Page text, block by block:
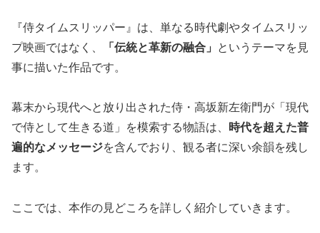
『侍タイムスリッパー』は、単なる時代劇やタイムスリッ
プ映画ではなく、
「伝統と革新の融合」
というテーマを見
事に描いた作品です。
幕末から現代へと放り出された侍・高坂新左衛門が「現代
で侍として生きる道」を模索する物語は、 時代を超えた普
遍的なメッセージを含んでおり、観る者に深い余韻を残し
ます。
ここでは、本作の見どころを詳しく紹介していきます。